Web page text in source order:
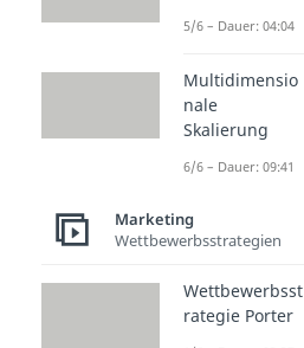
5/6 – Dauer: 04:04
Multidimensio
nale
Skalierung
6/6 – Dauer: 09:41
Marketing
Wettbewerbsstrategien
Wettbewerbsst
rategie Porter